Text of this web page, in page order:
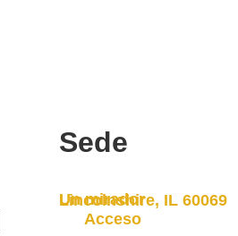
Sede
Un mirador
Lincolnshire, IL 60069
Acceso